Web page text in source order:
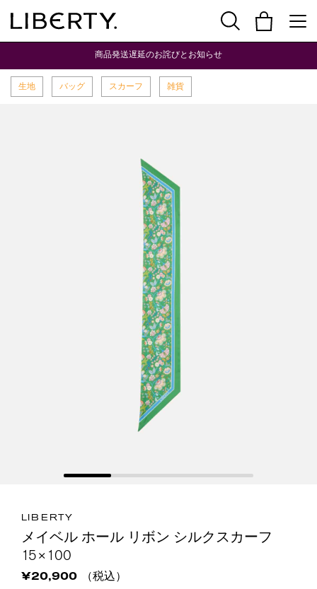
商品発送遅延のお詫びとお知らせ
生地 バッグ スカーフ 雑貨
LIBERTY
メイベル ホール リボン シルクスカーフ
15×100
¥20,900
（税込）